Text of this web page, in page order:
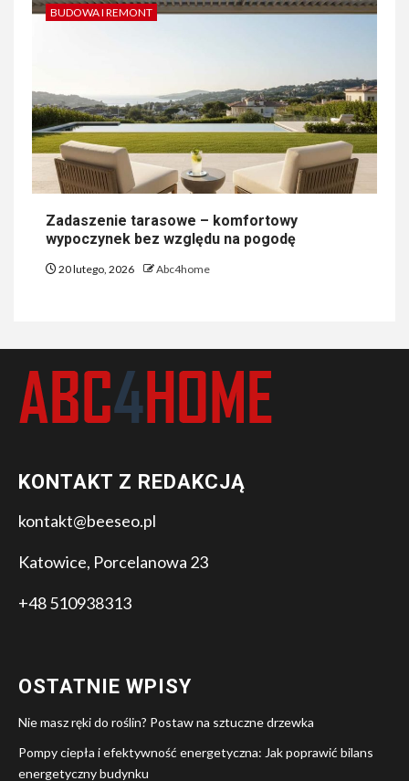
BUDOWA I REMONT
Zadaszenie tarasowe – komfortowy
wypoczynek bez względu na pogodę
20 lutego, 2026 Abc4home
KONTAKT Z REDAKCJĄ
kontakt@beeseo.pl
Katowice, Porcelanowa 23
+48 510938313
OSTATNIE WPISY
Nie masz ręki do roślin? Postaw na sztuczne drzewka
Pompy ciepła i efektywność energetyczna: Jak poprawić bilans
energetyczny budynku